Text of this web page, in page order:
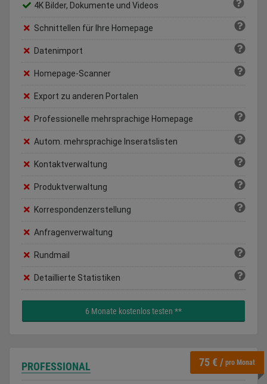
4K Bilder, Dokumente und Videos
Schnittellen für Ihre Homepage
Datenimport
Homepage-Scanner
Export zu anderen Portalen
Professionelle mehrsprachige Homepage
Autom. mehrsprachige Inseratslisten
Kontaktverwaltung
Produktverwaltung
Korrespondenzerstellung
Anfragenverwaltung
Rundmail
Detaillierte Statistiken
6 Monate kostenlos testen **
75 € / pro Monat
PROFESSIONAL